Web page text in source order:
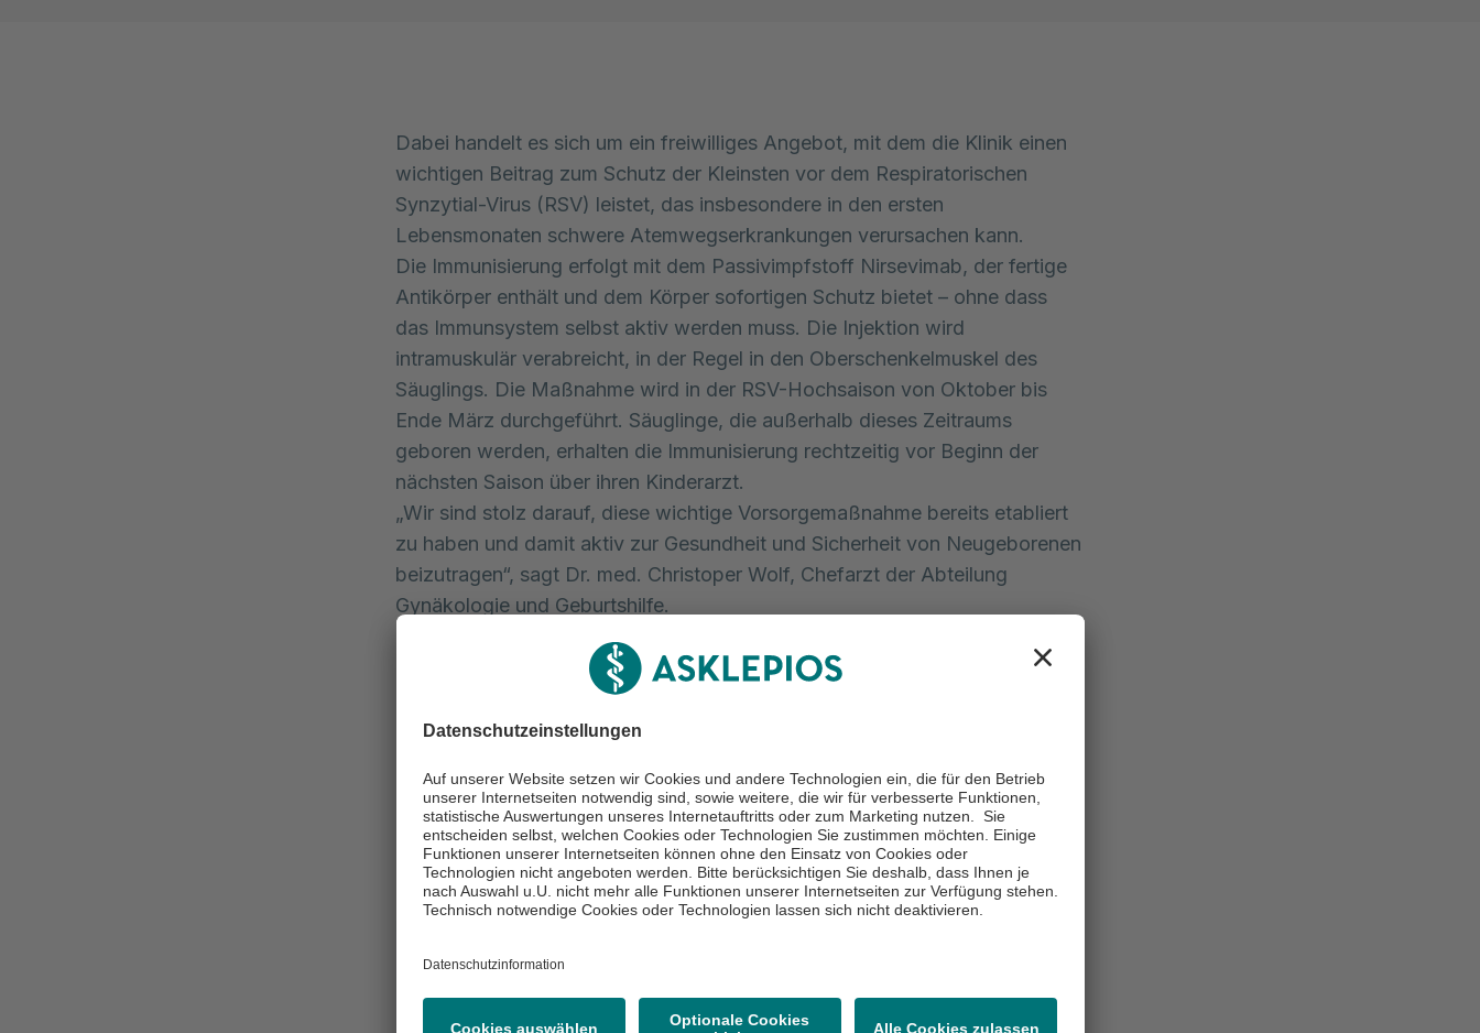
Dabei handelt es sich um ein freiwilliges Angebot, mit dem die Klinik einen
wichtigen Beitrag zum Schutz der Kleinsten vor dem Respiratorischen
Synzytial-Virus (RSV) leistet, das insbesondere in den ersten
Lebensmonaten schwere Atemwegserkrankungen verursachen kann.
Die Immunisierung erfolgt mit dem Passivimpfstoff Nirsevimab, der fertige
Antikörper enthält und dem Körper sofortigen Schutz bietet – ohne dass
das Immunsystem selbst aktiv werden muss. Die Injektion wird
intramuskulär verabreicht, in der Regel in den Oberschenkelmuskel des
Säuglings. Die Maßnahme wird in der RSV-Hochsaison von Oktober bis
Ende März durchgeführt. Säuglinge, die außerhalb dieses Zeitraums
geboren werden, erhalten die Immunisierung rechtzeitig vor Beginn der
nächsten Saison über ihren Kinderarzt.
„Wir sind stolz darauf, diese wichtige Vorsorgemaßnahme bereits etabliert
zu haben und damit aktiv zur Gesundheit und Sicherheit von Neugeborenen
beizutragen“, sagt Dr. med. Christoper Wolf, Chefarzt der Abteilung
Gynäkologie und Geburtshilfe.
als babyfreundliches Krankenhaus zertifiziert. Mit rund 1.000 Geburten pro
Jahr legt die Klinik großen Wert auf einen bindungsorientierten Start ins
Leben. Die enge Zusammenarbeit mit den Eltern, das Stillförderkonzept und
Mit der Kombination aus medizinischer Innovation und einem ganzheitlichen
Betreuungskonzept unterstreicht die Klinik ihren Anspruch, Neugeborenen
und ihren Familien den bestmöglichen Start ins Leben zu ermöglichen.